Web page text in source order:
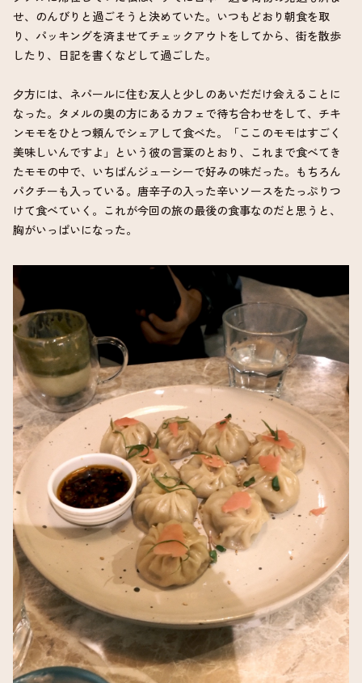
せ、のんびりと過ごそうと決めていた。いつもどおり朝食を取
り、パッキングを済ませてチェックアウトをしてから、街を散歩
したり、日記を書くなどして過ごした。
夕方には、ネパールに住む友人と少しのあいだだけ会えることに
なった。タメルの奥の方にあるカフェで待ち合わせをして、チキ
ンモモをひとつ頼んでシェアして食べた。「ここのモモはすごく
美味しいんですよ」という彼の言葉のとおり、これまで食べてき
たモモの中で、いちばんジューシーで好みの味だった。もちろん
パクチーも入っている。唐辛子の入った辛いソースをたっぷりつ
けて食べていく。これが今回の旅の最後の食事なのだと思うと、
胸がいっぱいになった。